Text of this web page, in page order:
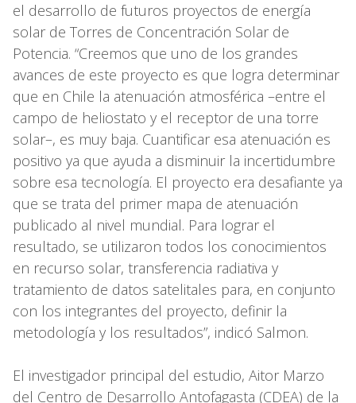
el desarrollo de futuros proyectos de energía
solar de Torres de Concentración Solar de
Potencia. “Creemos que uno de los grandes
avances de este proyecto es que logra determinar
que en Chile la atenuación atmosférica –entre el
campo de heliostato y el receptor de una torre
solar–, es muy baja. Cuantificar esa atenuación es
positivo ya que ayuda a disminuir la incertidumbre
sobre esa tecnología. El proyecto era desafiante ya
que se trata del primer mapa de atenuación
publicado al nivel mundial. Para lograr el
resultado, se utilizaron todos los conocimientos
en recurso solar, transferencia radiativa y
tratamiento de datos satelitales para, en conjunto
con los integrantes del proyecto, definir la
metodología y los resultados”, indicó Salmon.
El investigador principal del estudio, Aitor Marzo
del Centro de Desarrollo Antofagasta (CDEA) de la